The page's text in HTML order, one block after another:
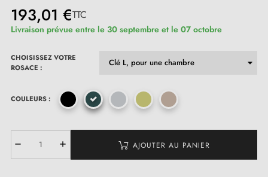
193,01 €TTC
Livraison prévue entre le 30 septembre et le 07 octobre
CHOISISSEZ VOTRE
ROSACE :
COULEURS :
AJOUTER AU PANIER